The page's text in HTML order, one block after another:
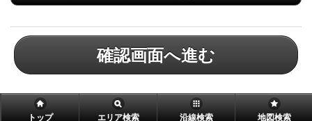
確認画面へ進む
トップ エリア検索 沿線検索 地図検索